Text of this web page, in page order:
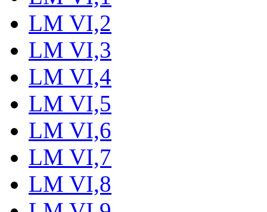
LM VI,2
LM VI,3
LM VI,4
LM VI,5
LM VI,6
LM VI,7
LM VI,8